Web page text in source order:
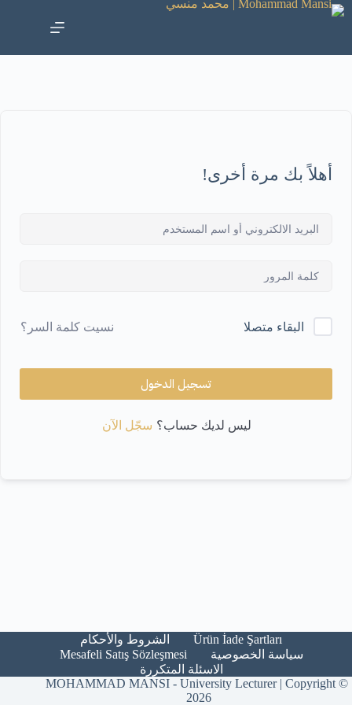
أهلاً بك مرة أخرى!
البقاء متصلا نسيت كلمة السر؟
تسجيل الدخول
ليس لديك حساب؟ سجّل الآن
Ürün İade Şartları​
الشروط والأحكام​
سياسة الخصوصية
Mesafeli Satış Sözleşmesi
الاسئلة المتكررة
MOHAMMAD MANSI - University Lecturer | Copyright ©
2026